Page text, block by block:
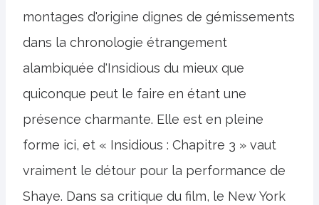
montages d'origine dignes de gémissements
dans la chronologie étrangement
alambiquée d'Insidious du mieux que
quiconque peut le faire en étant une
présence charmante. Elle est en pleine
forme ici, et « Insidious : Chapitre 3 » vaut
vraiment le détour pour la performance de
Shaye. Dans sa critique du film, le New York